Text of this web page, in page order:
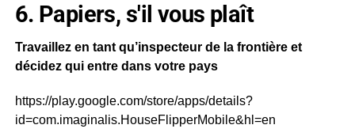
6. Papiers, s'il vous plaît
Travaillez en tant qu’inspecteur de la frontière et
décidez qui entre dans votre pays
https://play.google.com/store/apps/details?
id=com.imaginalis.HouseFlipperMobile&hl=en